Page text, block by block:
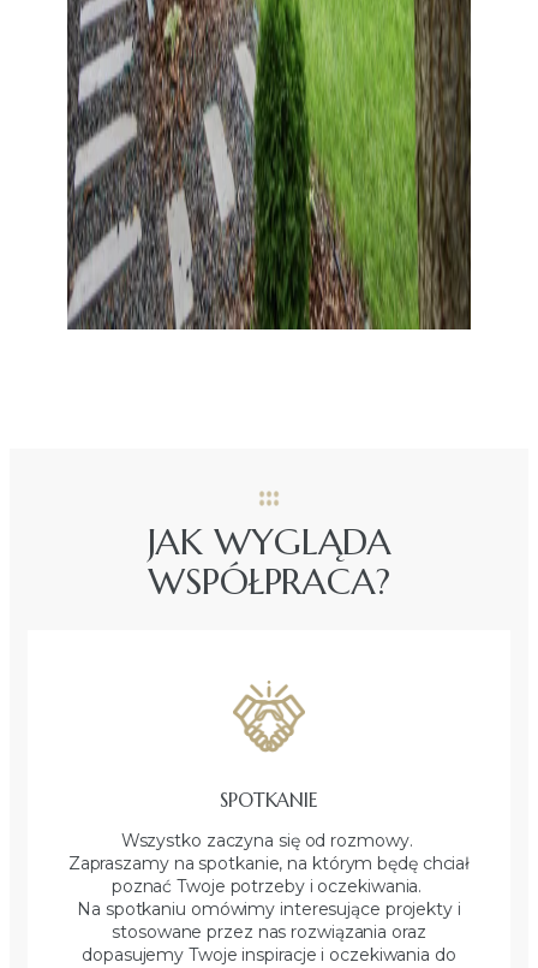
JAK WYGLĄDA
WSPÓŁPRACA?
SPOTKANIE
Wszystko zaczyna się od rozmowy.
Zapraszamy na spotkanie, na którym będę chciał
poznać Twoje potrzeby i oczekiwania.
Na spotkaniu omówimy interesujące projekty i
stosowane przez nas rozwiązania oraz
dopasujemy Twoje inspiracje i oczekiwania do